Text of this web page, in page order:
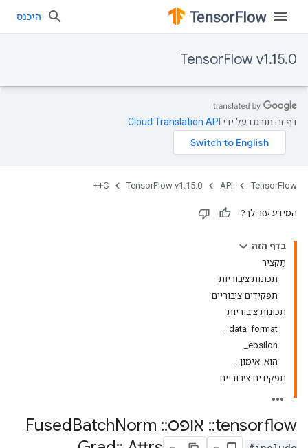
היכנס
TensorFlow v1.15.0
דף זה תורגם על ידי Cloud Translation API
TensorFlow
API
TensorFlow v1.15.0
C++
המידע עזר לך?
בדף הזה
תַקצִיר
תכונות ציבוריות
תפקידים ציבוריים
תכונות ציבוריות
data_format_
epsilon_
הוא_אימון_
תפקידים ציבוריים
tensorflow
:: אופס::
BatchNorm